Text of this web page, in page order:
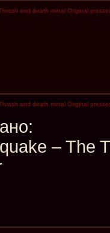
and death metal Original
and death metal Original
‎– The